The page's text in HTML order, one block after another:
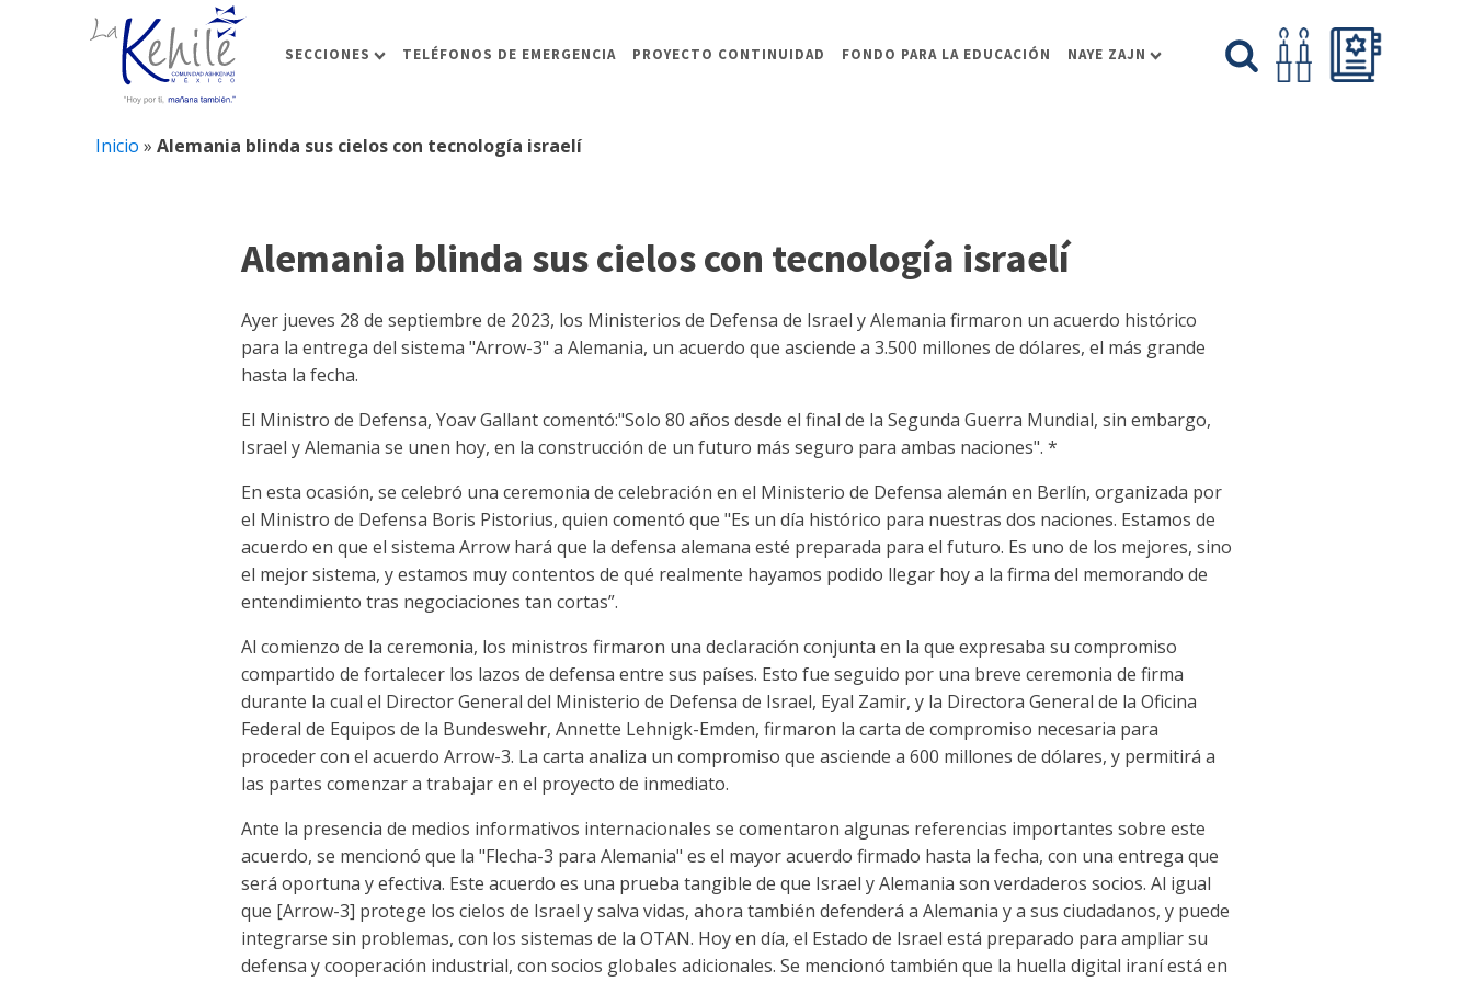
SECCIONES TELÉFONOS DE EMERGENCIA PROYECTO CONTINUIDAD FONDO PARA LA EDUCACIÓN NAYE ZAJN
Inicio » Alemania blinda sus cielos con tecnología israelí
Alemania blinda sus cielos con tecnología israelí
Ayer jueves 28 de septiembre de 2023, los Ministerios de Defensa de Israel y Alemania firmaron un acuerdo histórico
para la entrega del sistema "Arrow-3" a Alemania, un acuerdo que asciende a 3.500 millones de dólares, el más grande
hasta la fecha.
El Ministro de Defensa, Yoav Gallant comentó:"Solo 80 años desde el final de la Segunda Guerra Mundial, sin embargo,
Israel y Alemania se unen hoy, en la construcción de un futuro más seguro para ambas naciones". *
En esta ocasión, se celebró una ceremonia de celebración en el Ministerio de Defensa alemán en Berlín, organizada por
el Ministro de Defensa Boris Pistorius, quien comentó que "Es un día histórico para nuestras dos naciones. Estamos de
acuerdo en que el sistema Arrow hará que la defensa alemana esté preparada para el futuro. Es uno de los mejores, sino
el mejor sistema, y estamos muy contentos de qué realmente hayamos podido llegar hoy a la firma del memorando de
entendimiento tras negociaciones tan cortas”.
Al comienzo de la ceremonia, los ministros firmaron una declaración conjunta en la que expresaba su compromiso
compartido de fortalecer los lazos de defensa entre sus países. Esto fue seguido por una breve ceremonia de firma
durante la cual el Director General del Ministerio de Defensa de Israel, Eyal Zamir, y la Directora General de la Oficina
Federal de Equipos de la Bundeswehr, Annette Lehnigk-Emden, firmaron la carta de compromiso necesaria para
proceder con el acuerdo Arrow-3. La carta analiza un compromiso que asciende a 600 millones de dólares, y permitirá a
las partes comenzar a trabajar en el proyecto de inmediato.
Ante la presencia de medios informativos internacionales se comentaron algunas referencias importantes sobre este
acuerdo, se mencionó que la "Flecha-3 para Alemania" es el mayor acuerdo firmado hasta la fecha, con una entrega que
será oportuna y efectiva. Este acuerdo es una prueba tangible de que Israel y Alemania son verdaderos socios. Al igual
que [Arrow-3] protege los cielos de Israel y salva vidas, ahora también defenderá a Alemania y a sus ciudadanos, y puede
integrarse sin problemas, con los sistemas de la OTAN. Hoy en día, el Estado de Israel está preparado para ampliar su
defensa y cooperación industrial, con socios globales adicionales. Se mencionó también que la huella digital iraní está en